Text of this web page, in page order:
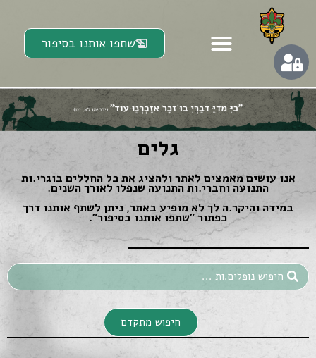
שתפו אותנו בסיפור
גלים
אנו עושים מאמצים לאתר ולהציג את כל החללים בוגרי.ות
התנועה וחברי.ות התנועה שנפלו לאורך השנים.
במידה והיקר.ה לך לא מופיע באתר, ניתן לשתף אותנו דרך
כפתור ״שתפו אותנו בסיפור״.
חיפוש מתקדם
חיפוש מתקדם